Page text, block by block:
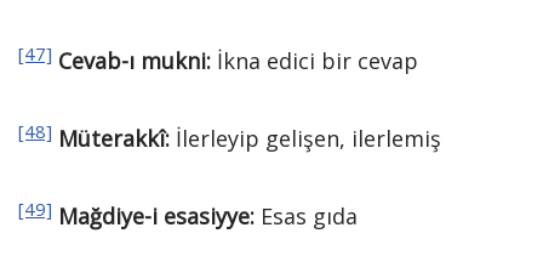
[47] Cevab-ı mukni: İkna edici bir cevap
[48] Müterakkî: İlerleyip gelişen, ilerlemiş
[49] Mağdiye-i esasiyye: Esas gıda